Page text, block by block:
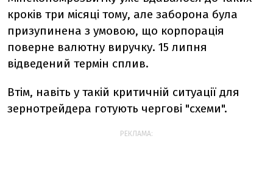
кроків три місяці тому, але заборона була
призупинена з умовою, що корпорація
поверне валютну виручку. 15 липня
відведений термін сплив.
Втім, навіть у такій критичній ситуації для
зернотрейдера готують чергові "схеми".
РЕКЛАМА: